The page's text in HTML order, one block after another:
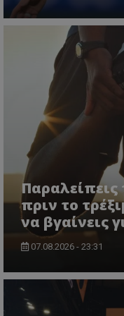
πριν το
να βγαίνεις
07.08.2026 - 23:31